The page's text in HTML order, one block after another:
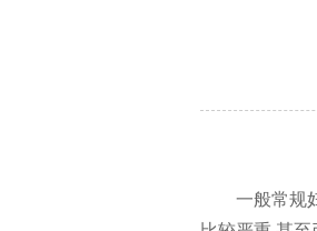
一般常规